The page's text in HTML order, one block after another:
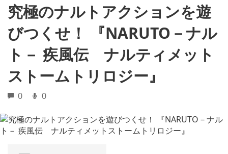
究極のナルトアクションを遊
びつくせ！ 『NARUTO－ナル
ト－ 疾風伝 ナルティメット
ストームトリロジー』
0 0